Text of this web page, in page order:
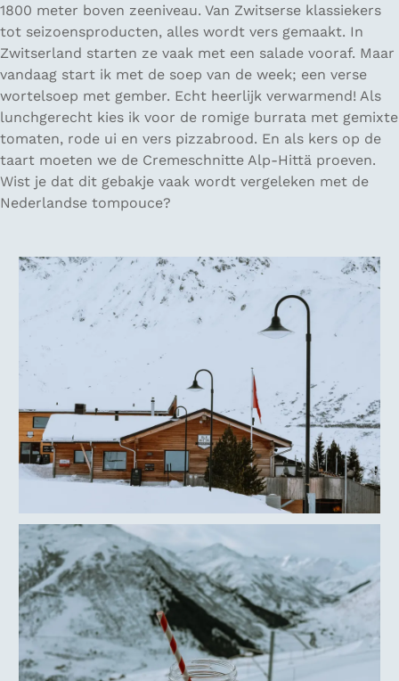
1800 meter boven zeeniveau. Van Zwitserse klassiekers
tot seizoensproducten, alles wordt vers gemaakt. In
Zwitserland starten ze vaak met een salade vooraf. Maar
vandaag start ik met de soep van de week; een verse
wortelsoep met gember. Echt heerlijk verwarmend! Als
lunchgerecht kies ik voor de romige burrata met gemixte
tomaten, rode ui en vers pizzabrood. En als kers op de
taart moeten we de Cremeschnitte Alp-Hittä proeven.
Wist je dat dit gebakje vaak wordt vergeleken met de
Nederlandse tompouce?